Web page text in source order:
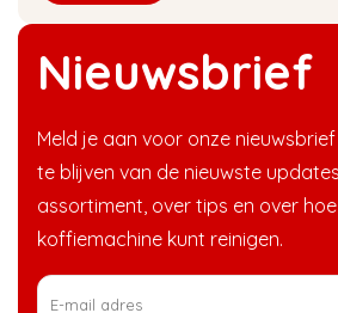
Nieuwsbrief
Meld je aan voor onze
te blijven van de nieuwste
assortiment, over tips en over
koffiemachine kunt reinigen.